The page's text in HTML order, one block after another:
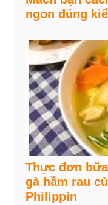
ngon đúng
Thực đơn
gà hầm rau
Philippin